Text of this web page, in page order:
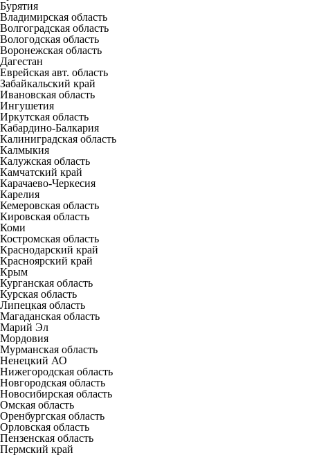
Бурятия
Владимирская область
Волгоградская область
Вологодская область
Воронежская область
Дагестан
Еврейская авт. область
Забайкальский край
Ивановская область
Ингушетия
Иркутская область
Кабардино-Балкария
Калиниградская область
Калмыкия
Калужская область
Камчатский край
Карачаево-Черкесия
Карелия
Кемеровская область
Кировская область
Коми
Костромская область
Краснодарский край
Красноярский край
Крым
Курганская область
Курская область
Липецкая область
Магаданская область
Марий Эл
Мордовия
Мурманская область
Ненецкий АО
Нижегородская область
Новгородская область
Новосибирская область
Омская область
Оренбургская область
Орловская область
Пензенская область
Пермский край